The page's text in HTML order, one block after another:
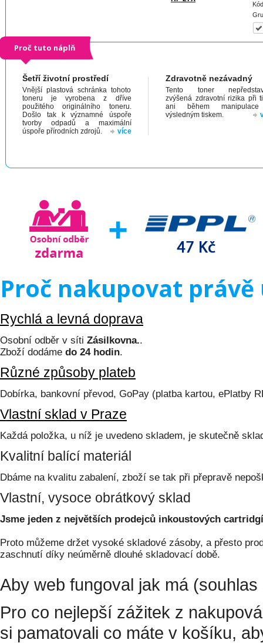
Proč tuto náplň
Šetří životní prostředí
Vnější plastová schránka tohoto
toneru je vyrobena z dříve
použitého originálního toneru.
Došlo tak k významné úspoře
tvorby odpadů a maximální
úspoře přírodních zdrojů.
více
Zdravotně nezávadný
Tento toner
zvýšená zdravotní rizika při
ani během
výsledným tiskem.
Proč nakupovat právě
Rychlá a levná doprava
Osobní odběr v síti Zásilkovna..
Zboží dodáme do 24 hodin.
Různé způsoby plateb
Dobírka, bankovní převod, GoPay (platba kartou, ePlatby
Vlastní sklad v Praze
Každá položka, u níž je uvedeno skladem, je skutečně
Kvalitní balící materiál
Dbáme na kvalitu zabalení, zboží se tak při přepravě
Vlastní, vysoce obrátkový sklad
Jsme jeden z největších prodejců inkoustových
Proto můžeme držet vysoké skladové zásoby, a přesto
zaschnutí díky neúměrně dlouhé skladovací době.
Aby web fungoval jak má
Pro co nejlepší zážitek z
si pamatovali co máte v košíku,